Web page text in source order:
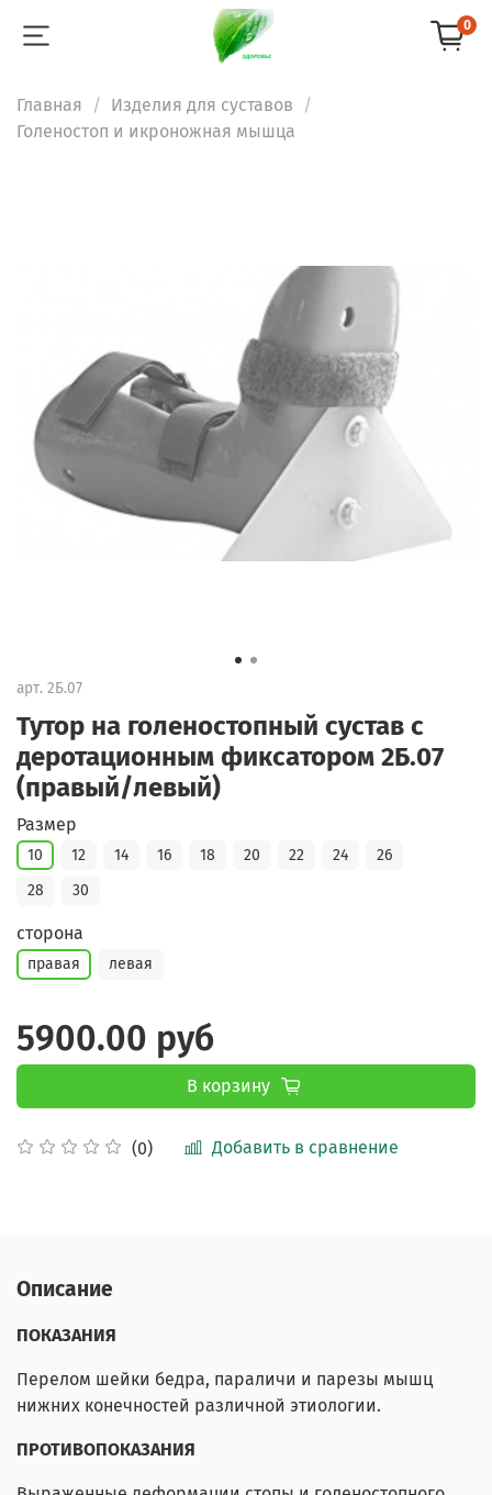
0
Главная
Изделия для суставов
Голеностоп и икроножная мышца
арт. 2Б.07
Тутор на голеностопный сустав с
деротационным фиксатором 2Б.07
(правый/левый)
(0) Добавить в сравнение
Размер
10 12 14 16 18 20 22 24
26
28
30
сторона
правая левая
5900.00 руб
В корзину
Описание
ПОКАЗАНИЯ
Перелом шейки бедра, параличи и парезы мышц
нижних конечностей различной этиологии.
ПРОТИВОПОКАЗАНИЯ